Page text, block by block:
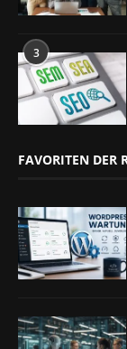
3
FAVORITEN DER